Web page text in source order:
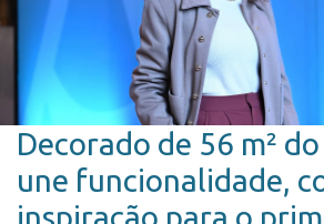
Decorado de 56 m²
une funcionalidade,
inspiração para o